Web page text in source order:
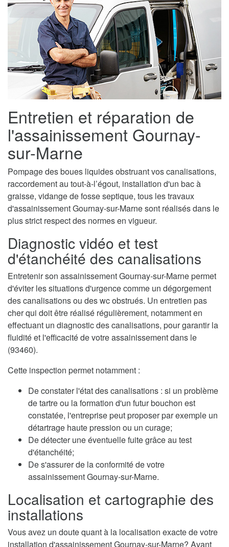
Entretien et réparation de
l'assainissement Gournay-
sur-Marne
Pompage des boues liquides obstruant vos canalisations,
raccordement au tout-à-l’égout, installation d'un bac à
graisse, vidange de fosse septique, tous les travaux
d'assainissement Gournay-sur-Marne sont réalisés dans le
plus strict respect des normes en vigueur.
Diagnostic vidéo et test
d'étanchéité des canalisations
Entretenir son assainissement Gournay-sur-Marne permet
d'éviter les situations d'urgence comme un dégorgement
des canalisations ou des wc obstrués. Un entretien pas
cher qui doit être réalisé régulièrement, notamment en
effectuant un diagnostic des canalisations, pour garantir la
fluidité et l'efficacité de votre assainissement dans le
(93460).
Cette inspection permet notamment :
De constater l'état des canalisations : si un problème
de tartre ou la formation d'un futur bouchon est
constatée, l'entreprise peut proposer par exemple un
détartrage haute pression ou un curage;
De détecter une éventuelle fuite grâce au test
d'étanchéité;
De s'assurer de la conformité de votre
assainissement Gournay-sur-Marne.
Localisation et cartographie des
installations
Vous avez un doute quant à la localisation exacte de votre
installation d'assainissement Gournay-sur-Marne? Avant